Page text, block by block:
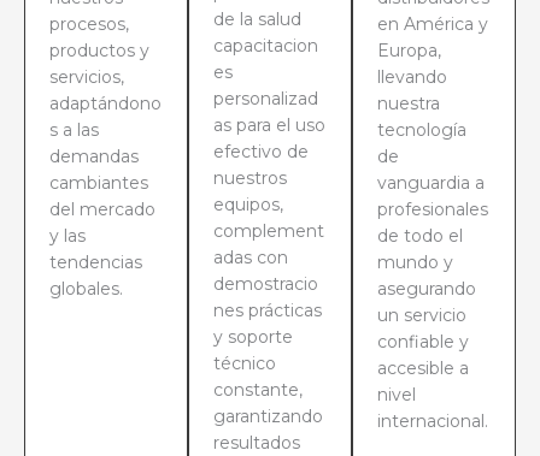
procesos,
productos y
servicios,
adaptándono
s a las
demandas
cambiantes
del mercado
y las
tendencias
globales.
de la salud
capacitacion
es
personalizad
as para el uso
efectivo de
nuestros
equipos,
complement
adas con
demostracio
nes prácticas
y soporte
técnico
constante,
garantizando
resultados
en América y
Europa,
llevando
nuestra
tecnología
de
vanguardia a
profesionales
de todo el
mundo y
asegurando
un servicio
confiable y
accesible a
nivel
internacional.